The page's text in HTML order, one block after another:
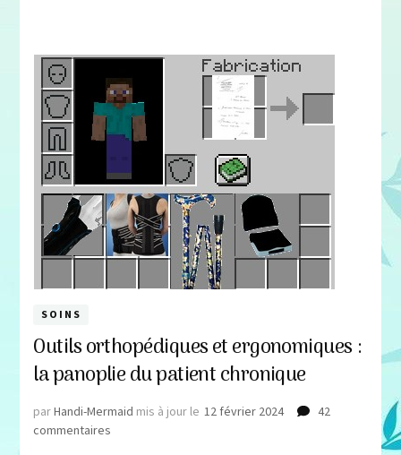
violents
quand
corps
un
champ
de
bataille
SOINS
Outils orthopédiques et ergonomiques :
la panoplie du patient chronique
parHandi-Mermaid mis à jour le 12 février 2024
42
commentaires